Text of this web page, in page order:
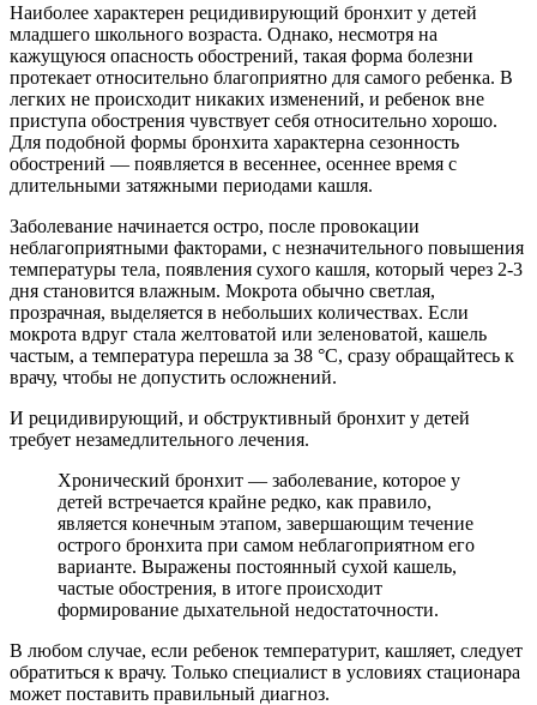
Наиболее характерен рецидивирующий бронхит у детей
младшего школьного возраста. Однако, несмотря на
кажущуюся опасность обострений, такая форма болезни
протекает относительно благоприятно для самого ребенка. В
легких не происходит никаких изменений, и ребенок вне
приступа обострения чувствует себя относительно хорошо.
Для подобной формы бронхита характерна сезонность
обострений — появляется в весеннее, осеннее время с
длительными затяжными периодами кашля.
Заболевание начинается остро, после провокации
неблагоприятными факторами, с незначительного повышения
температуры тела, появления сухого кашля, который через 2-3
дня становится влажным. Мокрота обычно светлая,
прозрачная, выделяется в небольших количествах. Если
мокрота вдруг стала желтоватой или зеленоватой, кашель
частым, а температура перешла за 38 °С, сразу обращайтесь к
врачу, чтобы не допустить осложнений.
И рецидивирующий, и обструктивный бронхит у детей
требует незамедлительного лечения.
Хронический бронхит — заболевание, которое у
детей встречается крайне редко, как правило,
является конечным этапом, завершающим течение
острого бронхита при самом неблагоприятном его
варианте. Выражены постоянный сухой кашель,
частые обострения, в итоге происходит
формирование дыхательной недостаточности.
В любом случае, если ребенок температурит, кашляет, следует
обратиться к врачу. Только специалист в условиях стационара
может поставить правильный диагноз.